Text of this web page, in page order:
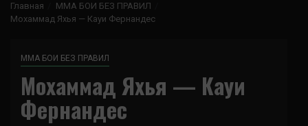
Главная
ММА БОИ БЕЗ ПРАВИЛ
Мохаммад Яхья — Кауи Фернандес
ММА БОИ БЕЗ ПРАВИЛ
Мохаммад Яхья — Кауи
Фернандес